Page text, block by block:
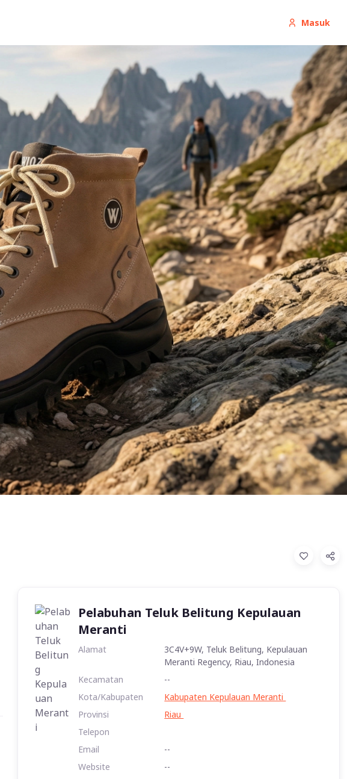
Masuk
Pelabuhan Teluk Belitung Kepulauan
Meranti
Alamat
3C4V+9W, Teluk Belitung, Kepulauan
Meranti Regency, Riau, Indonesia
Kecamatan
--
Kota/Kabupaten
Kabupaten Kepulauan Meranti
Provinsi
Riau
Telepon
Email
--
Website
--